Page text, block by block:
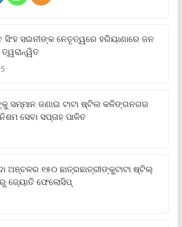
ସିଂହ ସଇନୀଙ୍କ ନେତୃତ୍ୱରେ ହରିୟାଣାରେ ଜନ
ତ୍ୱରାନ୍ୱିତ
ସମ୍ମାନ ଜଣାଇ ଟାଟା ଷ୍ଟିଲ କଳିଙ୍ଗନଗର
ସେବା ସପ୍ତାହ ପାଳିତ
୧୫୦ ଛାତ୍ରଛାତ୍ରୀଙ୍କୁଟାଟା ଷ୍ଟିଲ୍
ଜ୍ୟୋତି ଫେଲୋସିପ୍‌